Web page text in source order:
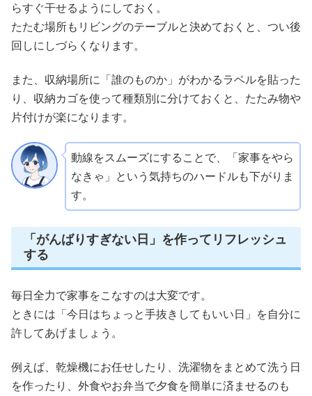
らすぐ干せるようにしておく。
たたむ場所もリビングのテーブルと決めておくと、つい後
回しにしづらくなります。
また、収納場所に「誰のものか」がわかるラベルを貼った
り、収納カゴを使って種類別に分けておくと、たたみ物や
片付けが楽になります。
動線をスムーズにすることで、「家事をやら
なきゃ」という気持ちのハードルも下がりま
す。
「がんばりすぎない日」を作ってリフレッシュ
する
毎日全力で家事をこなすのは大変です。
ときには「今日はちょっと手抜きしてもいい日」を自分に
許してあげましょう。
例えば、乾燥機にお任せしたり、洗濯物をまとめて洗う日
を作ったり、外食やお弁当で夕食を簡単に済ませるのも